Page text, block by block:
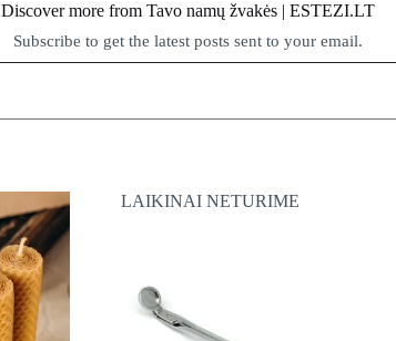
Discover more from Tavo namų žvakės | ESTEZI.LT
Subscribe to get the latest posts sent to your email.
LAIKINAI NETURIME